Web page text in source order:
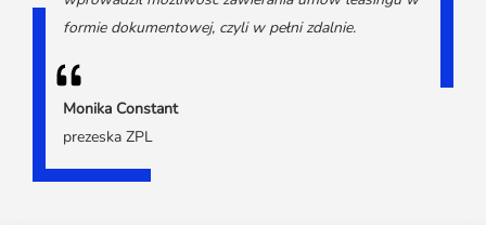
formie dokumentowej, czyli w pełni zdalnie.
Monika Constant
prezeska ZPL